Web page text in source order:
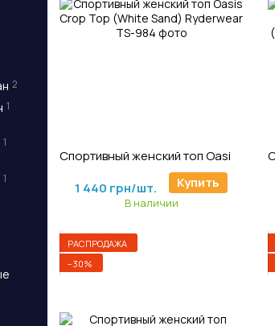
1 440 грн/шт. Купить
В наличии
РАСПРОДАЖА
−30%
2
1
1
1